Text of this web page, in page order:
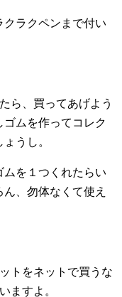
ラクペンまで付い
ら、買ってあげよう
ムを作ってコレク
うし。
を１つくれたらい
、勿体なくて使え
トをネットで買うな
ますよ。